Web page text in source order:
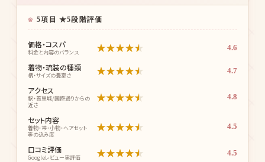
5項目 ★5段階評価
価格・コスパ
料金と内容のバランス ★★★★★ 4.6
着物・琉装の種類
柄・サイズの豊富さ ★★★★★ 4.7
アクセス
駅・首里城/国際通りからの
近さ
★★★★★ 4.8
セット内容
着物・帯・小物・ヘアセット
等の込み度
★★★★★ 4.5
口コミ評価
Googleレビュー実評価 ★★★★★ 4.5